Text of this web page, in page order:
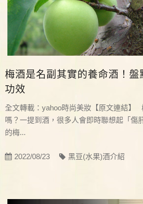
梅酒是名副其實的養命酒！盤
功效
全文轉載：yahoo時尚美妝【原文連結】
嗎？一提到酒，很多人會即時聯想起「傷
的梅...
2022/08/23 黑豆(水果)酒介紹